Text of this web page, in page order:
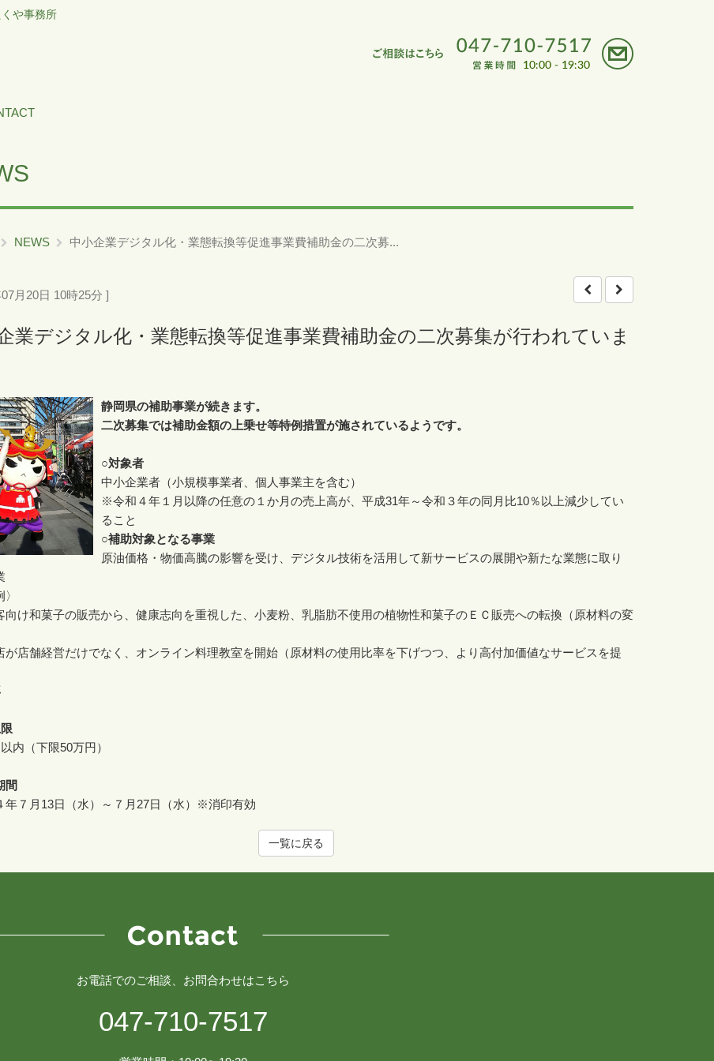
や事務所
NEWS 中小企業デジタル化・業態転換等促進事業費補助金の二次募...
月20日 10時25分 ]
業デジタル化・業態転換等促進事業費補助金の二次募集が行われていま
静岡県の補助事業が続きます。
二次募集では補助金額の上乗せ等特例措置が施されているようです。
○対象者
中小企業者（小規模事業者、個人事業主を含む）
※令和４年１月以降の任意の１か月の売上高が、平成31年～令和３年の同月比10％以上減少してい
ること
○補助対象となる事業
原油価格・物価高騰の影響を受け、デジタル技術を活用して新サービスの展開や新たな業態に取り
向け和菓子の販売から、健康志向を重視した、小麦粉、乳脂肪不使用の植物性和菓子のＥＣ販売への転換（原材料の変
が店舗経営だけでなく、オンライン料理教室を開始（原材料の使用比率を下げつつ、より高付加価値なサービスを提
内（下限50万円）
間
年７月13日（水）～７月27日（水）※消印有効
一覧に戻る
お電話でのご相談、お問合わせはこちら
047-710-7517